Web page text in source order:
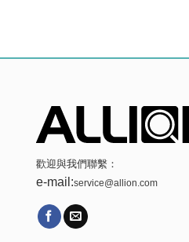
歡迎與我們聯繫：
e-mail:service@allion.com